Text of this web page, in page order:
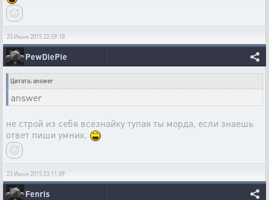
23 Июня 2015 22:59:18
PewDiePie
Цитата: answer
answer
не строй из себя всезнайку тупая ты морда, если знаешь
ответ пиши умник.
23 Июня 2015 23:11:09
Fenris